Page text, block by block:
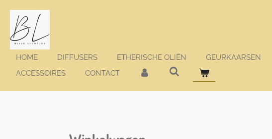
Ga
direct
naar
de
hoofdinhoud
HOME DIFFUSERS ETHERISCHE OLIËN GEURKAARSEN
ACCESSOIRES
CONTACT